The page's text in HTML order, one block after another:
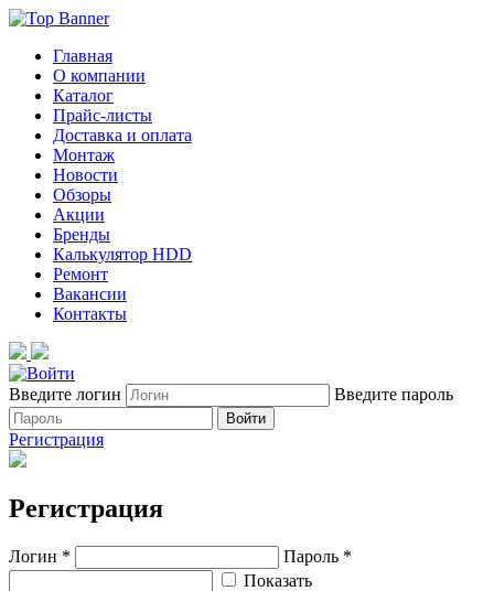
Главная
О компании
Каталог
Прайс-листы
Доставка и оплата
Монтаж
Новости
Обзоры
Акции
Бренды
Калькулятор HDD
Ремонт
Вакансии
Контакты
Введите логин Введите пароль
Войти
Регистрация
Регистрация
Логин *
Пароль *
Показать